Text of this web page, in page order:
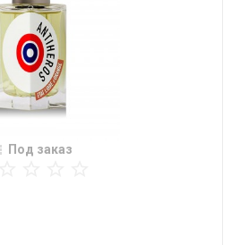
Под заказ